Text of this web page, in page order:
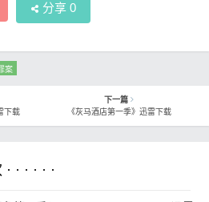
分享 0
案
下载
下一篇
《灰马酒店第一季》迅雷下载
· · · ·